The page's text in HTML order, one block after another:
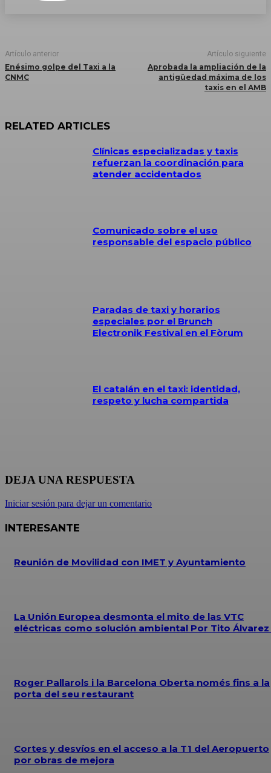
Artículo anterior
Enésimo golpe del Taxi a la
CNMC
Artículo siguiente
Aprobada la ampliación de la
antigüedad máxima de los
taxis en el AMB
RELATED ARTICLES
Clínicas especializadas y taxis
refuerzan la coordinación para
atender accidentados
Comunicado sobre el uso
responsable del espacio público
Paradas de taxi y horarios
especiales por el Brunch
Electronik Festival en el Fòrum
El catalán en el taxi: identidad,
respeto y lucha compartida
DEJA UNA RESPUESTA
Iniciar sesión para dejar un comentario
INTERESANTE
Reunión de Movilidad con IMET y Ayuntamiento
La Unión Europea desmonta el mito de las VTC
eléctricas como solución ambiental Por Tito Álvarez
Roger Pallarols i la Barcelona Oberta només fins a la
porta del seu restaurant
Cortes y desvíos en el acceso a la T1 del Aeropuerto
por obras de mejora